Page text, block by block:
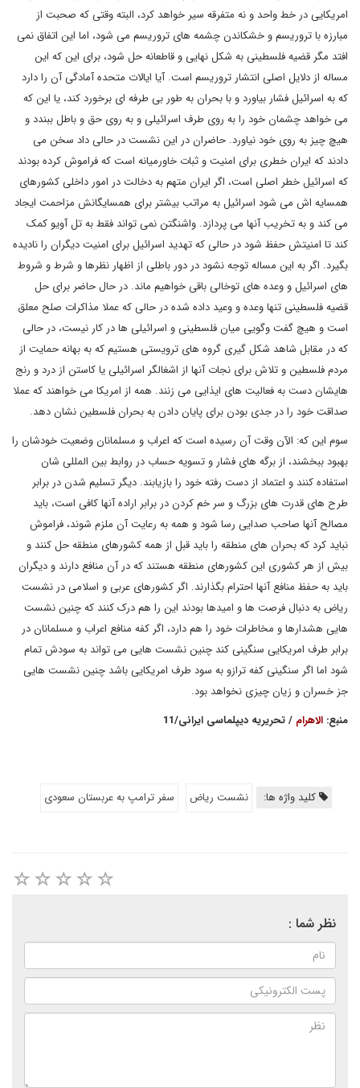
امریکایی در خط واحد و نه متفرقه سیر خواهد کرد، البته وقتی که صحبت از
مبارزه با تروریسم و خشکاندن چشمه های تروریسم می شود، اما این اتفاق نمی
افتد مگر قضیه فلسطینی به شکل نهایی و قاطعانه حل شود، برای این که این
مساله از دلایل اصلی انتشار تروریسم است. آیا ایالات متحده آمادگی آن را دارد
که به اسرائیل فشار بیاورد و با بحران به طور بی طرفه ای برخورد کند، یا این که
می خواهد چشمان خود را به روی طرف اسرائیلی و به روی حق و باطل ببندد و
هیچ چیز به روی خود نیاورد. حاضران در این نشست در حالی داد سخن می
دادند که ایران خطری برای امنیت و ثبات خاورمیانه است که فراموش کرده بودند
که اسرائیل خطر اصلی است، اگر ایران متهم به دخالت در امور داخلی کشورهای
همسایه اش می شود اسرائیل به مراتب بیشتر برای همسایگانش مزاحمت ایجاد
می کند و به تخریب آنها می پردازد. واشنگتن نمی تواند فقط به تل آویو کمک
کند تا امنیتش حفظ شود در حالی که تهدید اسرائیل برای امنیت دیگران را نادیده
بگیرد. اگر به این مساله توجه نشود در دور باطلی از اظهار نظرها و شرط و شروط
های اسرائیل و وعده های توخالی باقی خواهیم ماند. در حال حاضر برای حل
قضیه فلسطینی تنها وعده و وعید داده شده در حالی که عملا مذاکرات صلح معلق
است و هیچ گفت وگویی میان فلسطینی و اسرائیلی ها در کار نیست، در حالی
که در مقابل شاهد شکل گیری گروه های ترویستی هستیم که به بهانه حمایت از
مردم فلسطین و تلاش برای نجات آنها از اشغالگر اسرائیلی یا کاستن از درد و رنج
هایشان دست به فعالیت های ایذایی می زنند. همه از امریکا می خواهند که عملا
صداقت خود را در جدی بودن برای پایان دادن به بحران فلسطین نشان دهد.
سوم این که: الآن وقت آن رسیده است که اعراب و مسلمانان وضعیت خودشان را
بهبود ببخشند، از برگه های فشار و تسویه حساب در روابط بین المللی شان
استفاده کنند و اعتماد از دست رفته خود را بازیابند. دیگر تسلیم شدن در برابر
طرح های قدرت های بزرگ و سر خم کردن در برابر اراده آنها کافی است، باید
مصالح آنها صاحب صدایی رسا شود و همه به رعایت آن ملزم شوند، فراموش
نباید کرد که بحران های منطقه را باید قبل از همه کشورهای منطقه حل کنند و
بیش از هر کشوری این کشورهای منطقه هستند که در آن منافع دارند و دیگران
باید به حفظ منافع آنها احترام بگذارند. اگر کشورهای عربی و اسلامی در نشست
ریاض به دنبال فرصت ها و امیدها بودند این را هم درک کنند که چنین نشست
هایی هشدارها و مخاطرات خود را هم دارد، اگر کفه منافع اعراب و مسلمانان در
برابر طرف امریکایی سنگینی کند چنین نشست هایی می تواند به سودش تمام
شود اما اگر سنگینی کفه ترازو به سود طرف امریکایی باشد چنین نشست هایی
جز خسران و زیان چیزی نخواهد بود.
منبع: الاهرام / تحریریه دیپلماسی ایرانی/11
کلید واژه ها: نشست ریاض سفر ترامپ به عربستان سعودی
نظر شما :